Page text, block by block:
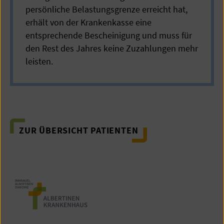
persönliche Belastungsgrenze erreicht hat,
erhält von der Krankenkasse eine
entsprechende Bescheinigung und muss für
den Rest des Jahres keine Zuzahlungen mehr
leisten.
ZUR ÜBERSICHT PATIENTEN